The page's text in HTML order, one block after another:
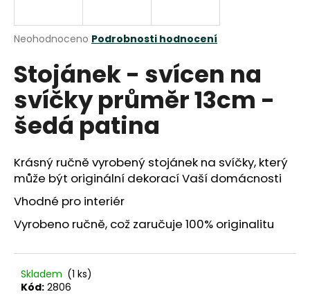
Průměrné
produktu
je
z
5
hvězdiček.
Neohodnoceno Podrobnosti hodnocení
Stojánek - svícen na
svíčky průměr 13cm -
šedá patina
Krásný ručně vyrobený stojánek na svíčky, který
může být originální dekorací Vaší domácnosti
Vhodné pro interiér
Vyrobeno ručně, což zaručuje 100% originalitu
Skladem (1 ks)
Kód: 2806
j
t
?
HLEDAT
D
p
o